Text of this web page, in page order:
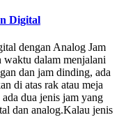
Digital
dengan Analog Jam
waktu dalam menjalani
dan jam dinding, ada
di atas rak atau meja
dua jenis jam yang
dan analog.Kalau jenis